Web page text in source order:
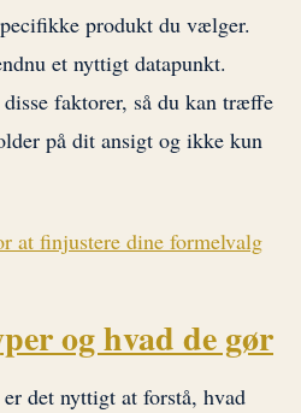
produkt du vælger.
et nyttigt datapunkt.
faktorer, så du kan træffe
på dit ansigt og ikke kun
at finjustere dine formelvalg
og hvad de gør
det nyttigt at forstå, hvad